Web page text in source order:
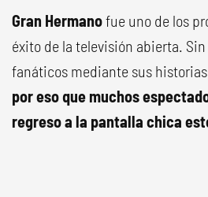
Gran Hermanofue uno de los
éxito de la televisión abierta.
fanáticos mediante sus
por eso que muchos
regreso a la pantalla chica